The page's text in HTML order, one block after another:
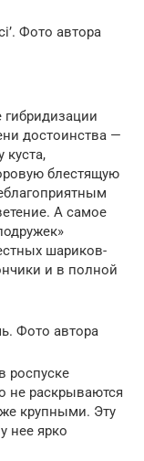
Фото автора
гибридизации
достоинства —
куста,
блестящую
А самое
шариков-
и в полной
Фото автора
роспуске
не раскрываются
крупными. Эту
нее ярко